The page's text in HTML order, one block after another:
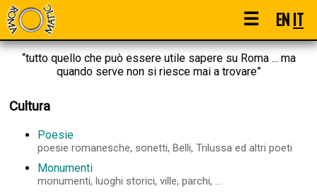
☰ ENIT
“tutto quello che può essere utile sapere su Roma ... ma
quando serve non si riesce mai a trovare”
Cultura
Poesie
poesie romanesche, sonetti, Belli, Trilussa ed altri poeti
Monumenti
monumenti, luoghi storici, ville, parchi, ...